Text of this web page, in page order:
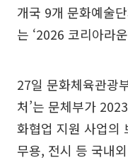
개국 9개 문화예술
는 ‘2026 코리아라
27일 문화체육관광
처’는 문체부가
화협업 지원 사업의
무용, 전시 등 국내